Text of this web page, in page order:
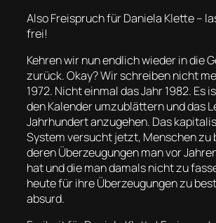
Also Freispruch für Daniela Klette –
frei!
Kehren wir nun endlich wieder in die
zurück. Okay? Wir schreiben nicht
1972. Nicht einmal das Jahr 1982. Es
den Kalender umzublättern und das
Jahrhundert anzugehen. Das
System versucht jetzt, Menschen zu
deren Überzeugungen man vor
hat und die man damals nicht zu
heute für ihre Überzeugungen zu
absurd.